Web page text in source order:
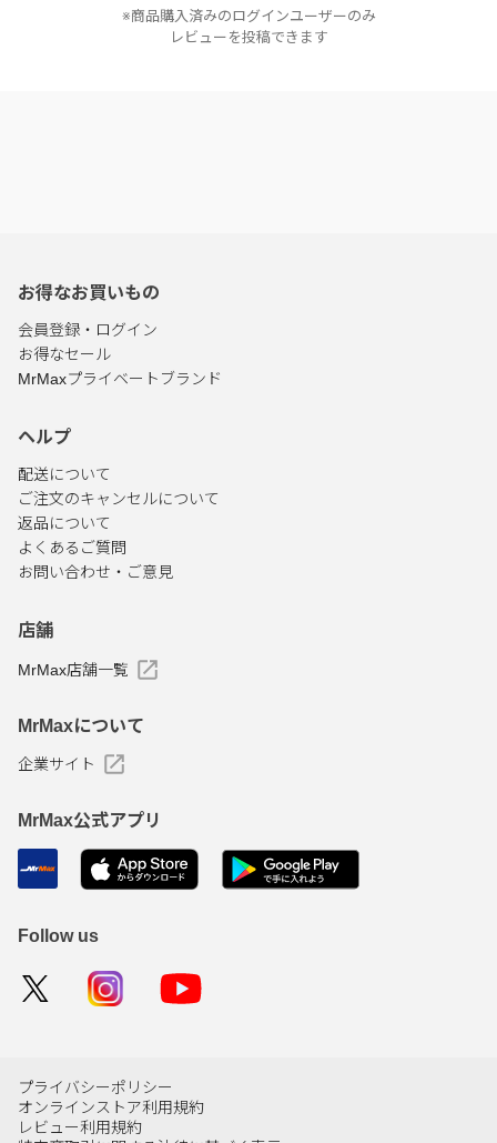
※商品購入済みのログインユーザーのみ
レビューを投稿できます
お得なお買いもの
会員登録・ログイン
お得なセール
MrMaxプライベートブランド
ヘルプ
配送について
ご注文のキャンセルについて
返品について
よくあるご質問
お問い合わせ・ご意見
店舗
MrMax店舗一覧
MrMaxについて
企業サイト
MrMax公式アプリ
Follow us
プライバシーポリシー
オンラインストア利用規約
レビュー利用規約